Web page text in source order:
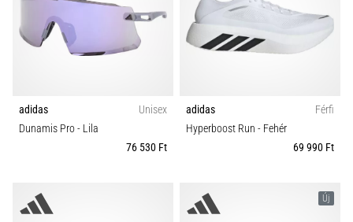
adidas
Unisex
Dunamis Pro- Lila
76 530 Ft
adidas
Férfi
Hyperboost Run - Fehér
69 990 Ft
Új